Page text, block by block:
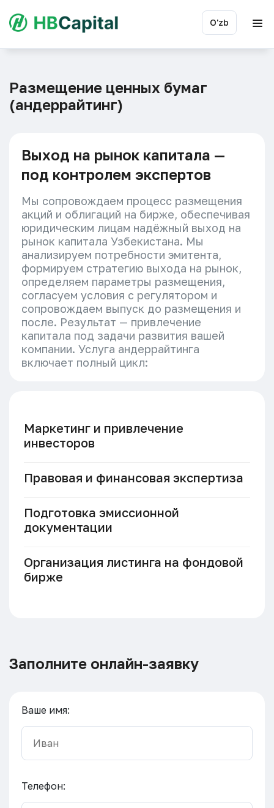
O'zb
Размещение ценных бумаг
(андеррайтинг)
Выход на рынок капитала —
под контролем экспертов
Мы сопровождаем процесс размещения
акций и облигаций на бирже, обеспечивая
юридическим лицам надёжный выход на
рынок капитала Узбекистана. Мы
анализируем потребности эмитента,
формируем стратегию выхода на рынок,
определяем параметры размещения,
согласуем условия с регулятором и
сопровождаем выпуск до размещения и
после. Результат — привлечение
капитала под задачи развития вашей
компании. Услуга андеррайтинга
включает полный цикл:
Маркетинг и привлечение
инвесторов
Правовая и финансовая экспертиза
Подготовка эмиссионной
документации
Организация листинга на фондовой
бирже
Заполните онлайн-заявку
Ваше имя:
Телефон: